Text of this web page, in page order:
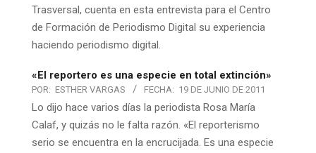
Trasversal, cuenta en esta entrevista para el Centro
de Formación de Periodismo Digital su experiencia
haciendo periodismo digital.
«El reportero es una especie en total extinción»
POR: ESTHER VARGAS FECHA: 19 DE JUNIO DE 2011
Lo dijo hace varios días la periodista Rosa María
Calaf, y quizás no le falta razón. «El reporterismo
serio se encuentra en la encrucijada. Es una especie